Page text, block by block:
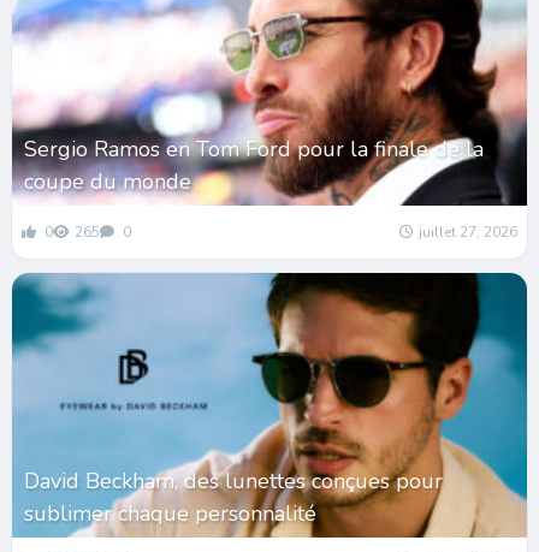
Sergio Ramos en Tom Ford pour la finale de la
coupe du monde
0 265 0 juillet 27, 2026
David Beckham, des lunettes conçues pour
sublimer chaque personnalité